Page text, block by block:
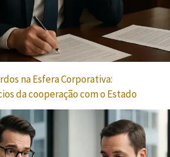
na Esfera Corporativa:
da cooperação com o Estado